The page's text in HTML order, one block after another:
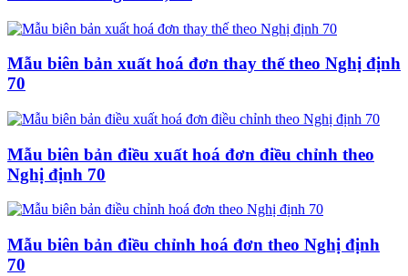
Mẫu biên bản xuất hoá đơn thay thế theo Nghị định
70
Mẫu biên bản điều xuất hoá đơn điều chỉnh theo
Nghị định 70
Mẫu biên bản điều chỉnh hoá đơn theo Nghị định
70